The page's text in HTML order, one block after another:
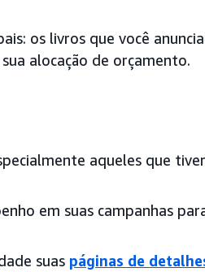
os livros que você
alocação de orçamento.
aqueles que
em suas campanhas
suas páginas de